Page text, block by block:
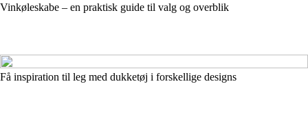
Vinkøleskabe – en praktisk guide til valg og overblik
Få inspiration til leg med dukketøj i forskellige designs